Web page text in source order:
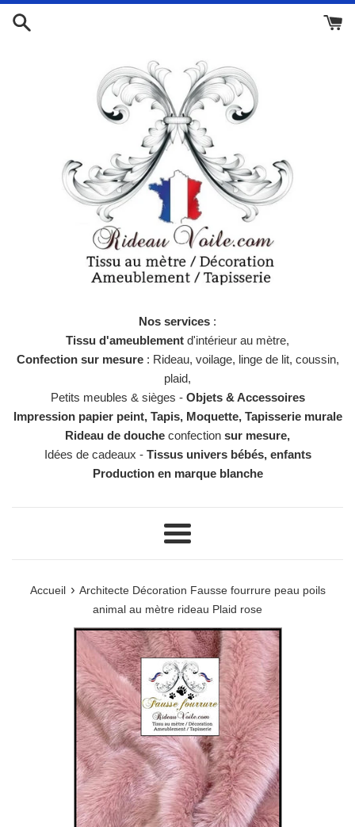
Passer
Nos services :
Tissu d'ameublement d'intérieur au mètre,
Confection sur mesure: Rideau, voilage, linge de lit, coussin,
plaid,
Petits meubles & sièges - Objets & Accessoires
Impression papier peint, Tapis, Moquette, Tapisserie murale
Rideau de douche confection sur mesure,
Idées de cadeaux - Tissus univers bébés, enfants
Production en marque blanche
Menu
Accueil › Architecte Décoration Fausse fourrure peau poils
animal au mètre rideau Plaid rose